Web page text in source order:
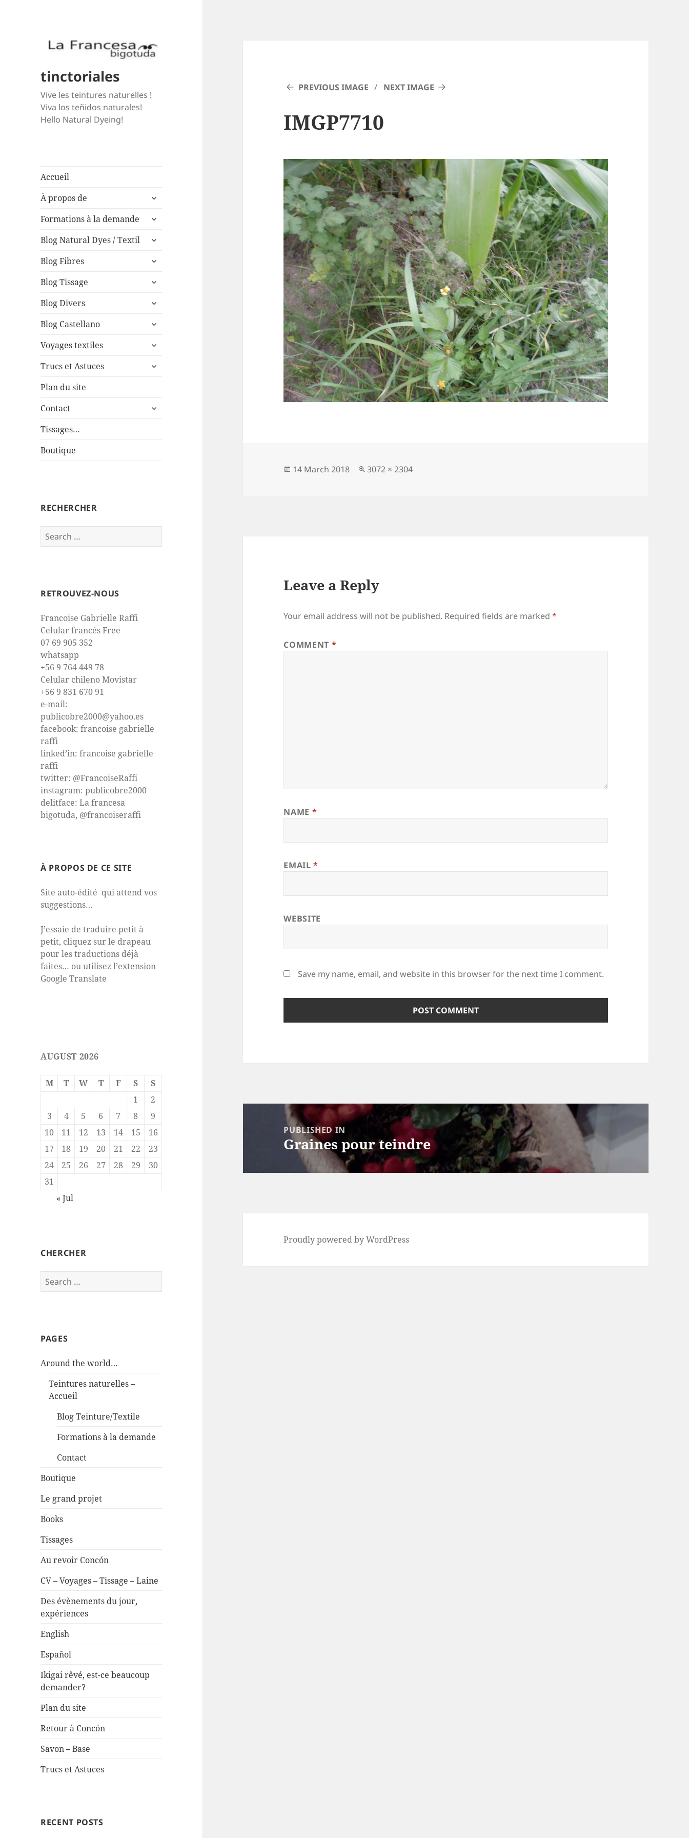
tinctoriales
Vive les teintures naturelles !
Viva los teñidos naturales!
Hello Natural Dyeing!
Accueil
À propos de
expand
menu
Formations à la demande
expand
menu
Blog Natural Dyes / Textil
expand
menu
Blog Fibres
expand
menu
Blog Tissage
expand
menu
Blog Divers
expand
menu
Blog Castellano
expand
menu
Voyages textiles
expand
menu
Trucs et Astuces
expand
Plan du site
Contact
expand
Tissages…
Boutique
RECHERCHER
Search
for:
RETROUVEZ-NOUS
Francoise Gabrielle Raffi
Celular francés Free
07 69 905 352
whatsapp
+56 9 764 449 78
Celular chileno Movistar
+56 9 831 670 91
e-mail:
publicobre2000@yahoo.es
facebook: francoise gabrielle
raffi
linked’in: francoise gabrielle
raffi
twitter: @FrancoiseRaffi
instagram: publicobre2000
delitface: La francesa
bigotuda, @francoiseraffi
À PROPOS DE CE SITE
Site auto-édité qui attend vos
suggestions…
J’essaie de traduire petit à
petit, cliquez sur le drapeau
pour les traductions déjà
faites… ou utilisez l’extension
Google Translate
AUGUST 2026
M T W T F S
S
1
2
3
4 5 6 7 8
9
10
11 12 13 14 15
16
17
18 19 20 21 22
23
24
25 26 27 28 29
30
31
« Jul
CHERCHER
Search
for:
PAGES
Around the world…
Teintures naturelles –
Accueil
Blog Teinture/Textile
Formations à la demande
Contact
Boutique
Le grand projet
Books
Tissages
Au revoir Concón
CV – Voyages – Tissage – Laine
Des évènements du jour,
expériences
English
Español
Ikigai rêvé, est-ce beaucoup
demander?
Plan du site
Retour à Concón
Savon – Base
Trucs et Astuces
RECENT POSTS
PREVIOUS IMAGE NEXT IMAGE
IMGP7710
Posted
14 March 2018
Full
3072 × 2304
Leave a Reply
Your email address will not be published. Required fields are marked*
COMMENT *
NAME *
EMAIL*
WEBSITE
Save my name, email, and website in this browser for the next time I comment.
navigationPUBLISHED IN
Graines pour teindre
Proudly powered by WordPress